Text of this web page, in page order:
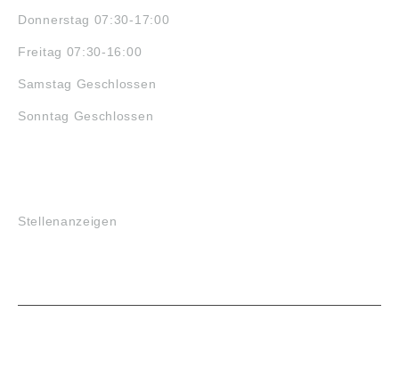
Donnerstag 07:30-17:00
Freitag 07:30-16:00
Samstag Geschlossen
Sonntag Geschlossen
Stellenanzeigen